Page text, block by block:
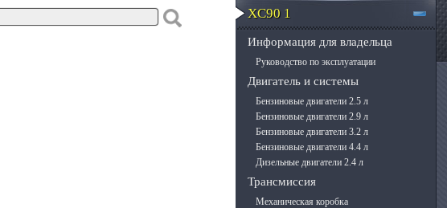
XC90 1
Информация для владельца
Руководство по эксплуатации
Двигатель и системы
Бензиновые двигатели 2.5 л
Бензиновые двигатели 2.9 л
Бензиновые двигатели 3.2 л
Бензиновые двигатели 4.4 л
Дизельные двигатели 2.4 л
Трансмиссия
Механическая коробка